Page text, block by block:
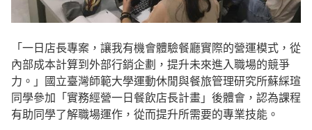
「一日店長專案，讓我有機會體驗餐廳實際的營運模式，從
內部成本計算到外部行銷企劃，提升未來進入職場的競爭
力。」國立臺灣師範大學運動休閒與餐旅管理研究所蘇綵瑄
同學參加「實務經營一日餐飲店長計畫」後體會，認為課程
有助同學了解職場運作，從而提升所需要的專業技能。